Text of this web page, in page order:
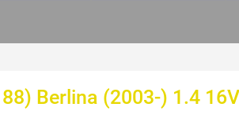
Berlina (2003-) 1.4 16V